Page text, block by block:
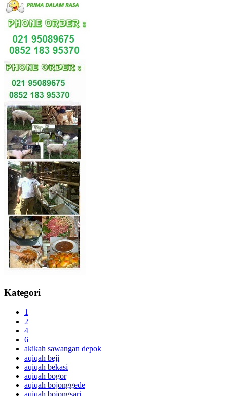
Kategori
1
2
4
6
akikah sawangan depok
aqiqah beji
aqiqah bekasi
aqiqah bogor
aqiqah bojonggede
aqiqah bojongsari